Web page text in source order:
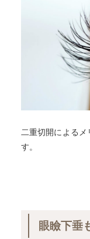
二重切開による
す。
眼瞼下垂